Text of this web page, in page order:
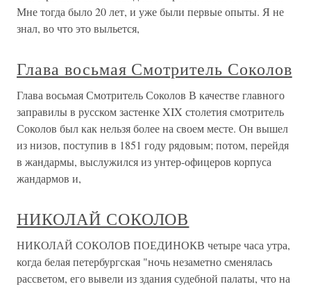
Мне тогда было 20 лет, и уже были первые опыты. Я не
знал, во что это выльется,
Глава восьмая Смотритель Соколов
Глава восьмая Смотритель Соколов В качестве главного
заправилы в русском застенке XIX столетия смотритель
Соколов был как нельзя более на своем месте. Он вышел
из низов, поступив в 1851 году рядовым; потом, перейдя
в жандармы, выслужился из унтер-офицеров корпуса
жандармов и,
НИКОЛАЙ СОКОЛОВ
НИКОЛАЙ СОКОЛОВ ПОЕДИНОКВ четыре часа утра,
когда белая петербургская "ночь незаметно сменялась
рассветом, его вывели из здания судебной палаты, что на